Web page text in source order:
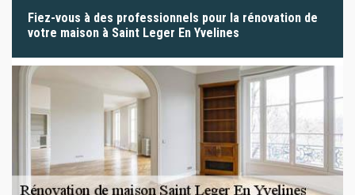
Fiez-vous à des professionnels pour la rénovation de
votre maison à Saint Leger En Yvelines